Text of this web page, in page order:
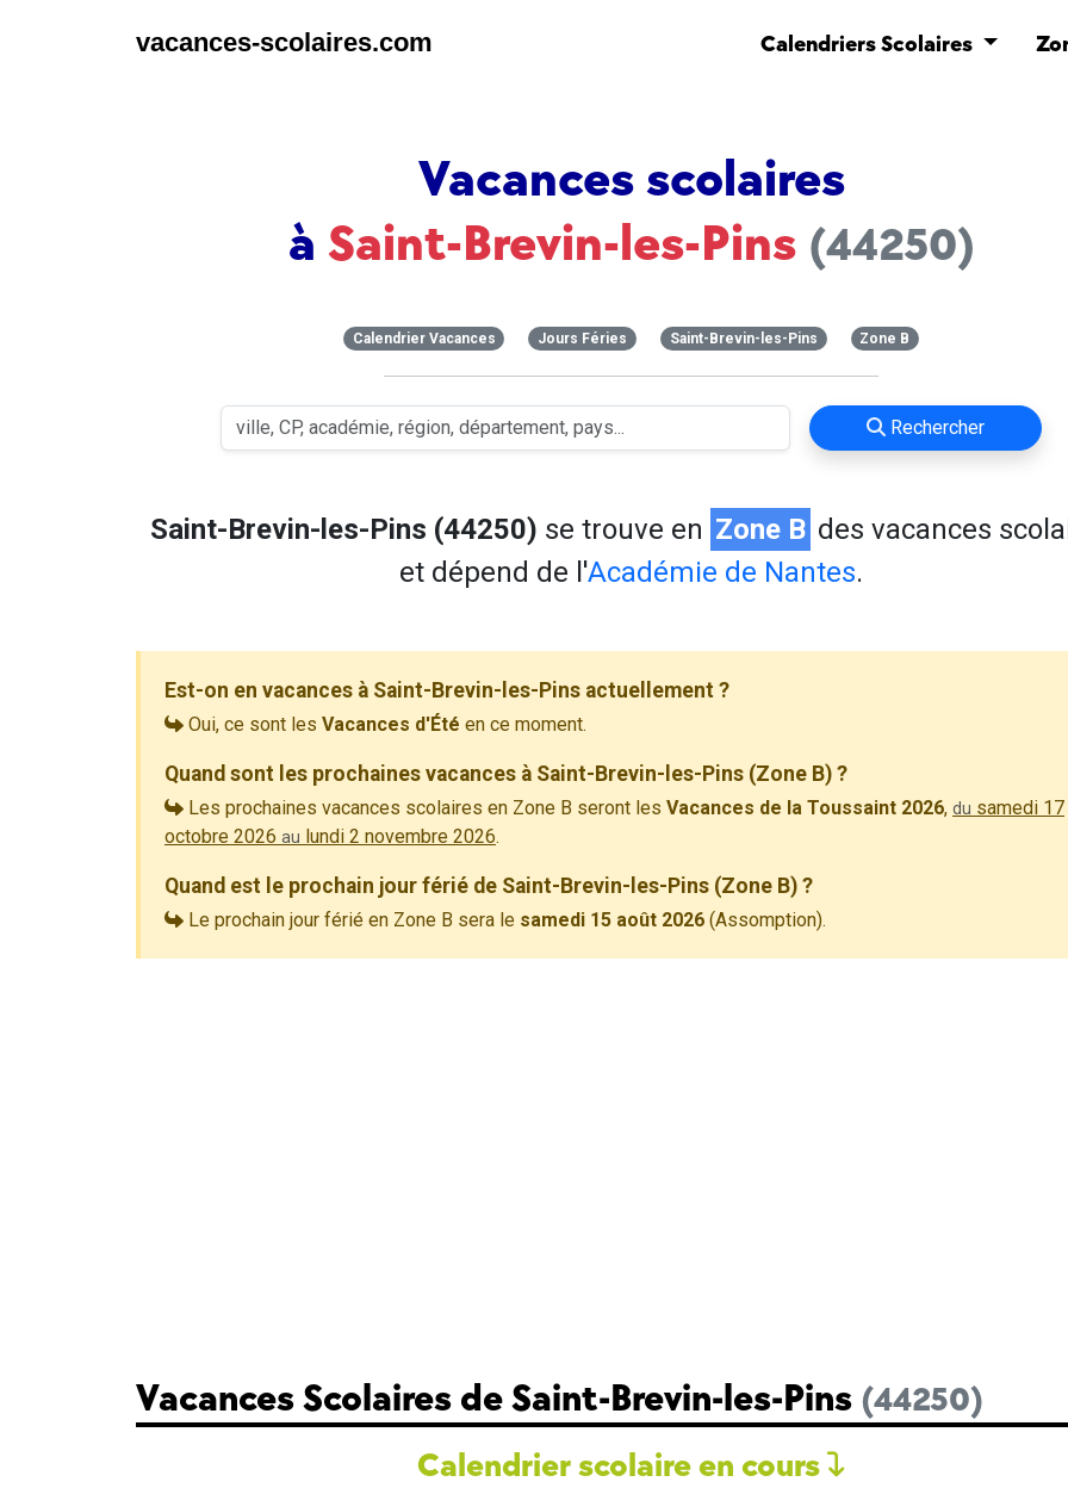
vacances-scolaires.com Calendriers Scolaires
Vacances scolaires
à Saint-Brevin-les-Pins (44250)
Calendrier Vacances Jours Féries Saint-Brevin-les-Pins Zone B
Rechercher
Saint-Brevin-les-Pins (44250) se trouve en Zone B des vacances
et dépend de l'Académie de Nantes.
Est-on en vacances à Saint-Brevin-les-Pins actuellement ?
Oui, ce sont les Vacances d'Été en ce moment.
Quand sont les prochaines vacances à Saint-Brevin-les-Pins (Zone B) ?
Les prochaines vacances scolaires en Zone B seront les Vacances de la Toussaint 2026, du samedi 17
octobre 2026 au lundi 2 novembre 2026.
Quand est le prochain jour férié de Saint-Brevin-les-Pins (Zone B) ?
Le prochain jour férié en Zone B sera le samedi 15 août 2026 (Assomption).
Vacances Scolaires de Saint-Brevin-les-Pins (44250)
Calendrier scolaire en cours